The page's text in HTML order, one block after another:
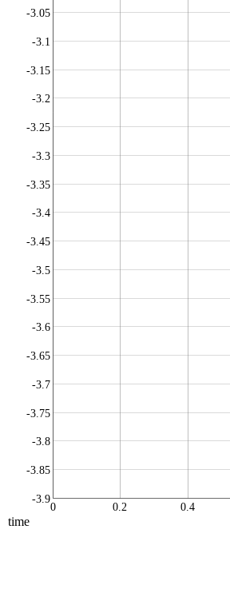
time
-3.9
-3.85
-3.8
-3.75
-3.7
-3.65
-3.6
-3.55
-3.5
-3.45
-3.4
-3.35
-3.3
-3.25
-3.2
-3.15
-3.1
-3.05
0 0.2 0.4